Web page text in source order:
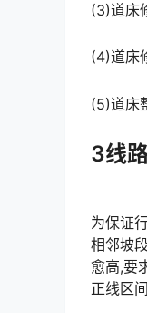
(3)道床
(4)道床
(5)道床
3线
为保证
相邻坡
愈高,要
正线区